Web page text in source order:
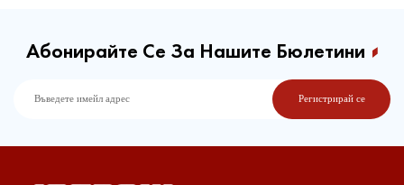
Абонирайте Се За Нашите Бюлетини